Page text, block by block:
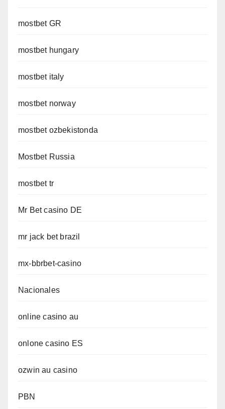
mostbet GR
mostbet hungary
mostbet italy
mostbet norway
mostbet ozbekistonda
Mostbet Russia
mostbet tr
Mr Bet casino DE
mr jack bet brazil
mx-bbrbet-casino
Nacionales
online casino au
onlone casino ES
ozwin au casino
PBN